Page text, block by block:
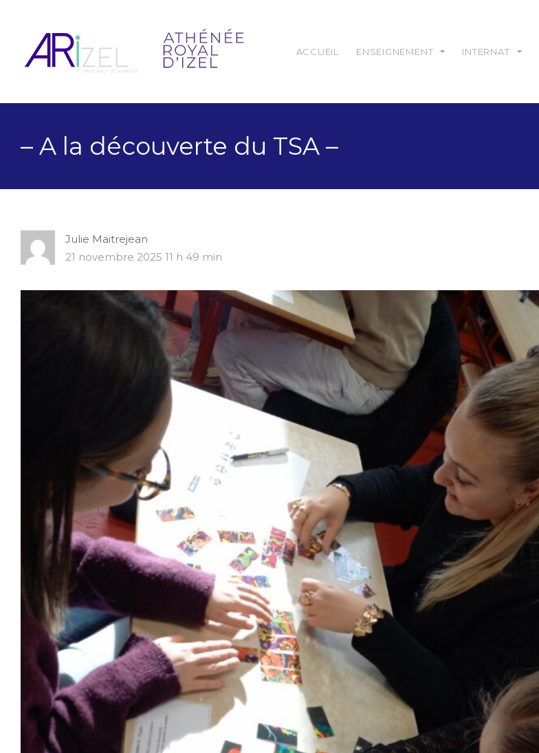
ACCUEIL ENSEIGNEMENT INTERNAT
– A la découverte du TSA –
Julie Maitrejean
21 novembre 2025 11 h 49 min